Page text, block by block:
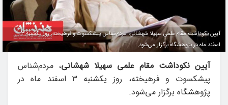
آیین نکوداشت مقام علمی سهیلا شهشانی، مردم‌شناس پیشکسوت و فرهیخته، روز یکشنبه ۳
اسفند ماه در پژوهشگاه برگزار می‌شود.
آیین نکوداشت مقام علمی سهیلا شهشانی، مردم‌شناس
پیشکسوت و فرهیخته، روز یکشنبه ۳ اسفند ماه در
پژوهشگاه برگزار می‌شود.